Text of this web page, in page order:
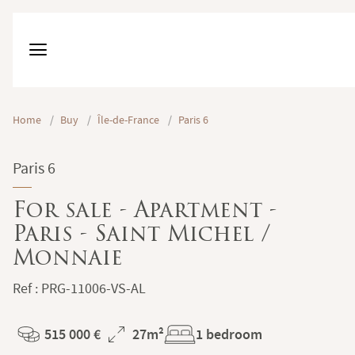
Home / Buy / Île-de-France / Paris 6
Paris 6
For sale - Apartment -
Paris - Saint Michel /
Monnaie
Ref : PRG-11006-VS-AL
Price
515 000 €
Total
27m² 1 bedroom